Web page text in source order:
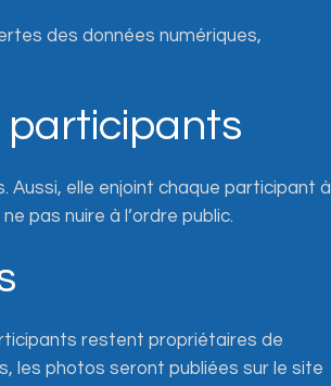
des données numériques,
participants
Aussi, elle enjoint chaque participant à
pas nuire à l’ordre public.
restent propriétaires de
les photos seront publiées sur le site